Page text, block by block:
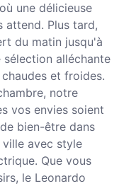
une délicieuse
attend. Plus tard,
du matin jusqu'à
alléchante
et froides.
notre
vos envies soient
bien-être dans
avec style
Que vous
le Leonardo